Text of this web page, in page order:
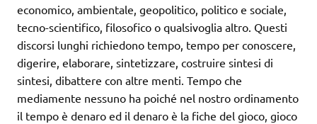
economico, ambientale, geopolitico, politico e sociale,
tecno-scientifico, filosofico o qualsivoglia altro. Questi
discorsi lunghi richiedono tempo, tempo per conoscere,
digerire, elaborare, sintetizzare, costruire sintesi di
sintesi, dibattere con altre menti. Tempo che
mediamente nessuno ha poiché nel nostro ordinamento
il tempo è denaro ed il denaro è la fiche del gioco, gioco